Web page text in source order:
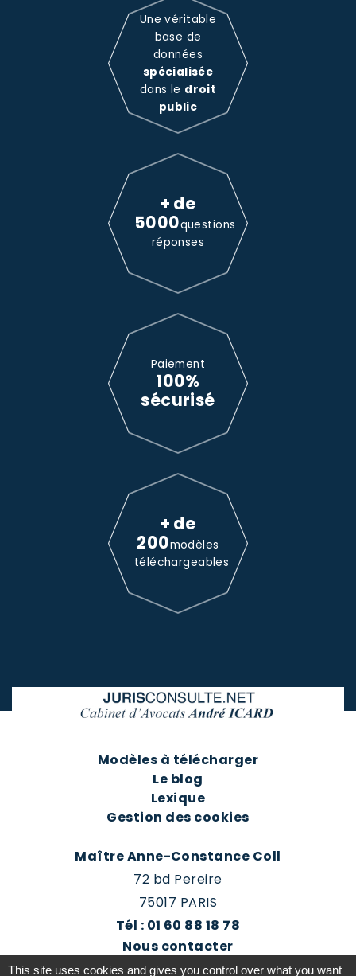
Une véritable
base de
données
spécialisée
dans le droit
public
+ de
5000questions
réponses
Paiement
100%
sécurisé
+ de
200modèles
téléchargeables
Modèles à télécharger
Le blog
Lexique
Gestion des cookies
Maître Anne-Constance Coll
72 bd Pereire
75017 PARIS
Tél : 01 60 88 18 78
Nous contacter
Prendre rendez-vous
This site uses cookies and gives you control over what you want